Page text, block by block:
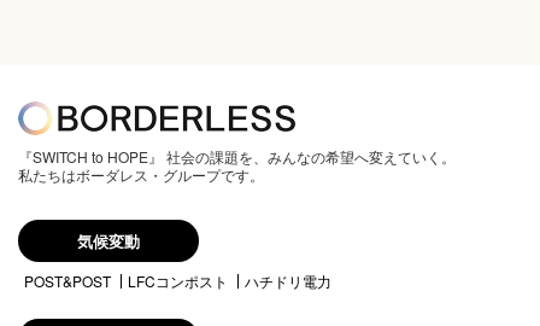
『SWITCH to HOPE』 社会の課題を、みんなの希望へ変えていく。
私たちはボーダレス・グループです。
気候変動
POST&POST LFCコンポスト ハチドリ電力